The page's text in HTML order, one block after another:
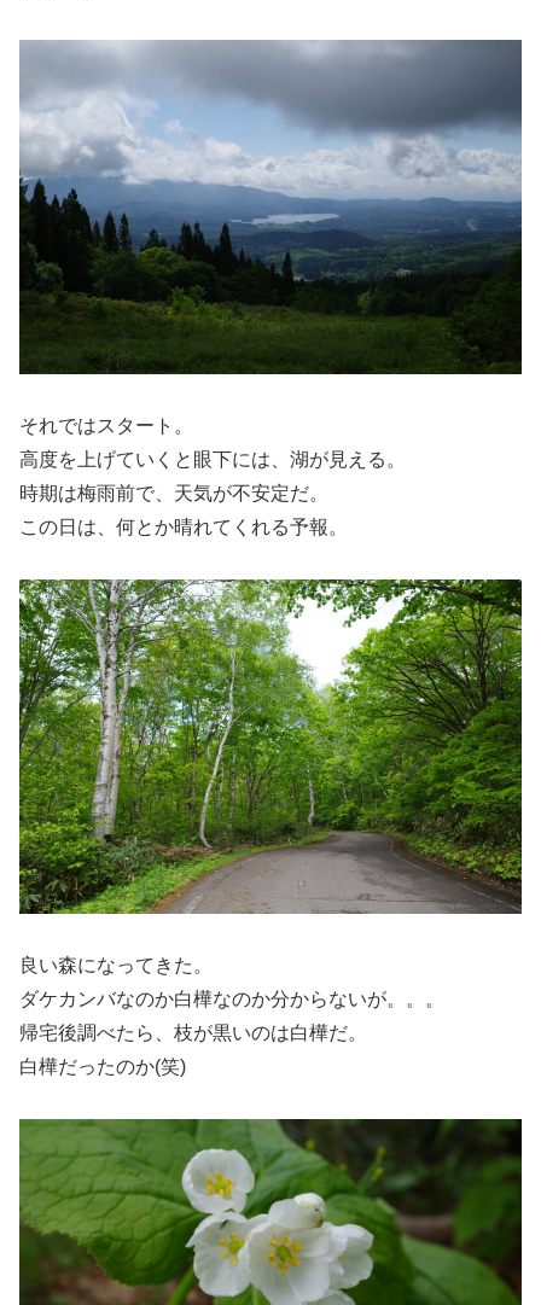
それではスタート。
高度を上げていくと眼下には、湖が見える。
時期は梅雨前で、天気が不安定だ。
この日は、何とか晴れてくれる予報。
良い森になってきた。
ダケカンバなのか白樺なのか分からないが。。。
帰宅後調べたら、枝が黒いのは白樺だ。
白樺だったのか(笑)